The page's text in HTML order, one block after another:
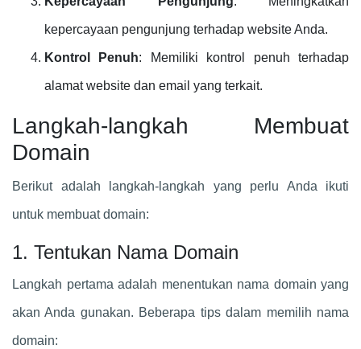
kepercayaan pengunjung terhadap website Anda.
Kontrol Penuh: Memiliki kontrol penuh terhadap
alamat website dan email yang terkait.
Langkah-langkah Membuat
Domain
Berikut adalah langkah-langkah yang perlu Anda ikuti
untuk membuat domain:
1. Tentukan Nama Domain
Langkah pertama adalah menentukan nama domain yang
akan Anda gunakan. Beberapa tips dalam memilih nama
domain: